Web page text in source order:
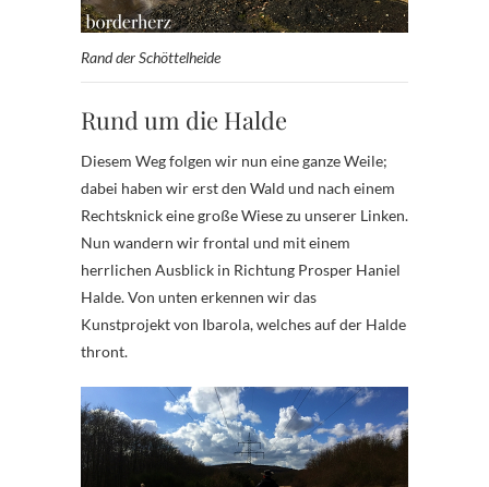
Rand der Schöttelheide
Rund um die Halde
Diesem Weg folgen wir nun eine ganze Weile;
dabei haben wir erst den Wald und nach einem
Rechtsknick eine große Wiese zu unserer Linken.
Nun wandern wir frontal und mit einem
herrlichen Ausblick in Richtung Prosper Haniel
Halde. Von unten erkennen wir das
Kunstprojekt von Ibarola, welches auf der Halde
thront.